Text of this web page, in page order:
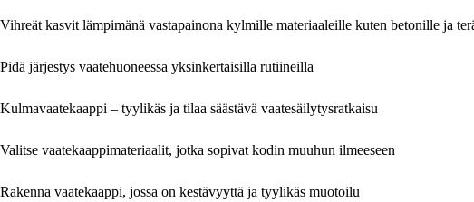
Vihreät kasvit lämpimänä vastapainona kylmille materiaaleille kuten betonille ja
Pidä järjestys vaatehuoneessa yksinkertaisilla rutiineilla
Kulmavaatekaappi – tyylikäs ja tilaa säästävä vaatesäilytysratkaisu
Valitse vaatekaappimateriaalit, jotka sopivat kodin muuhun ilmeeseen
Rakenna vaatekaappi, jossa on kestävyyttä ja tyylikäs muotoilu